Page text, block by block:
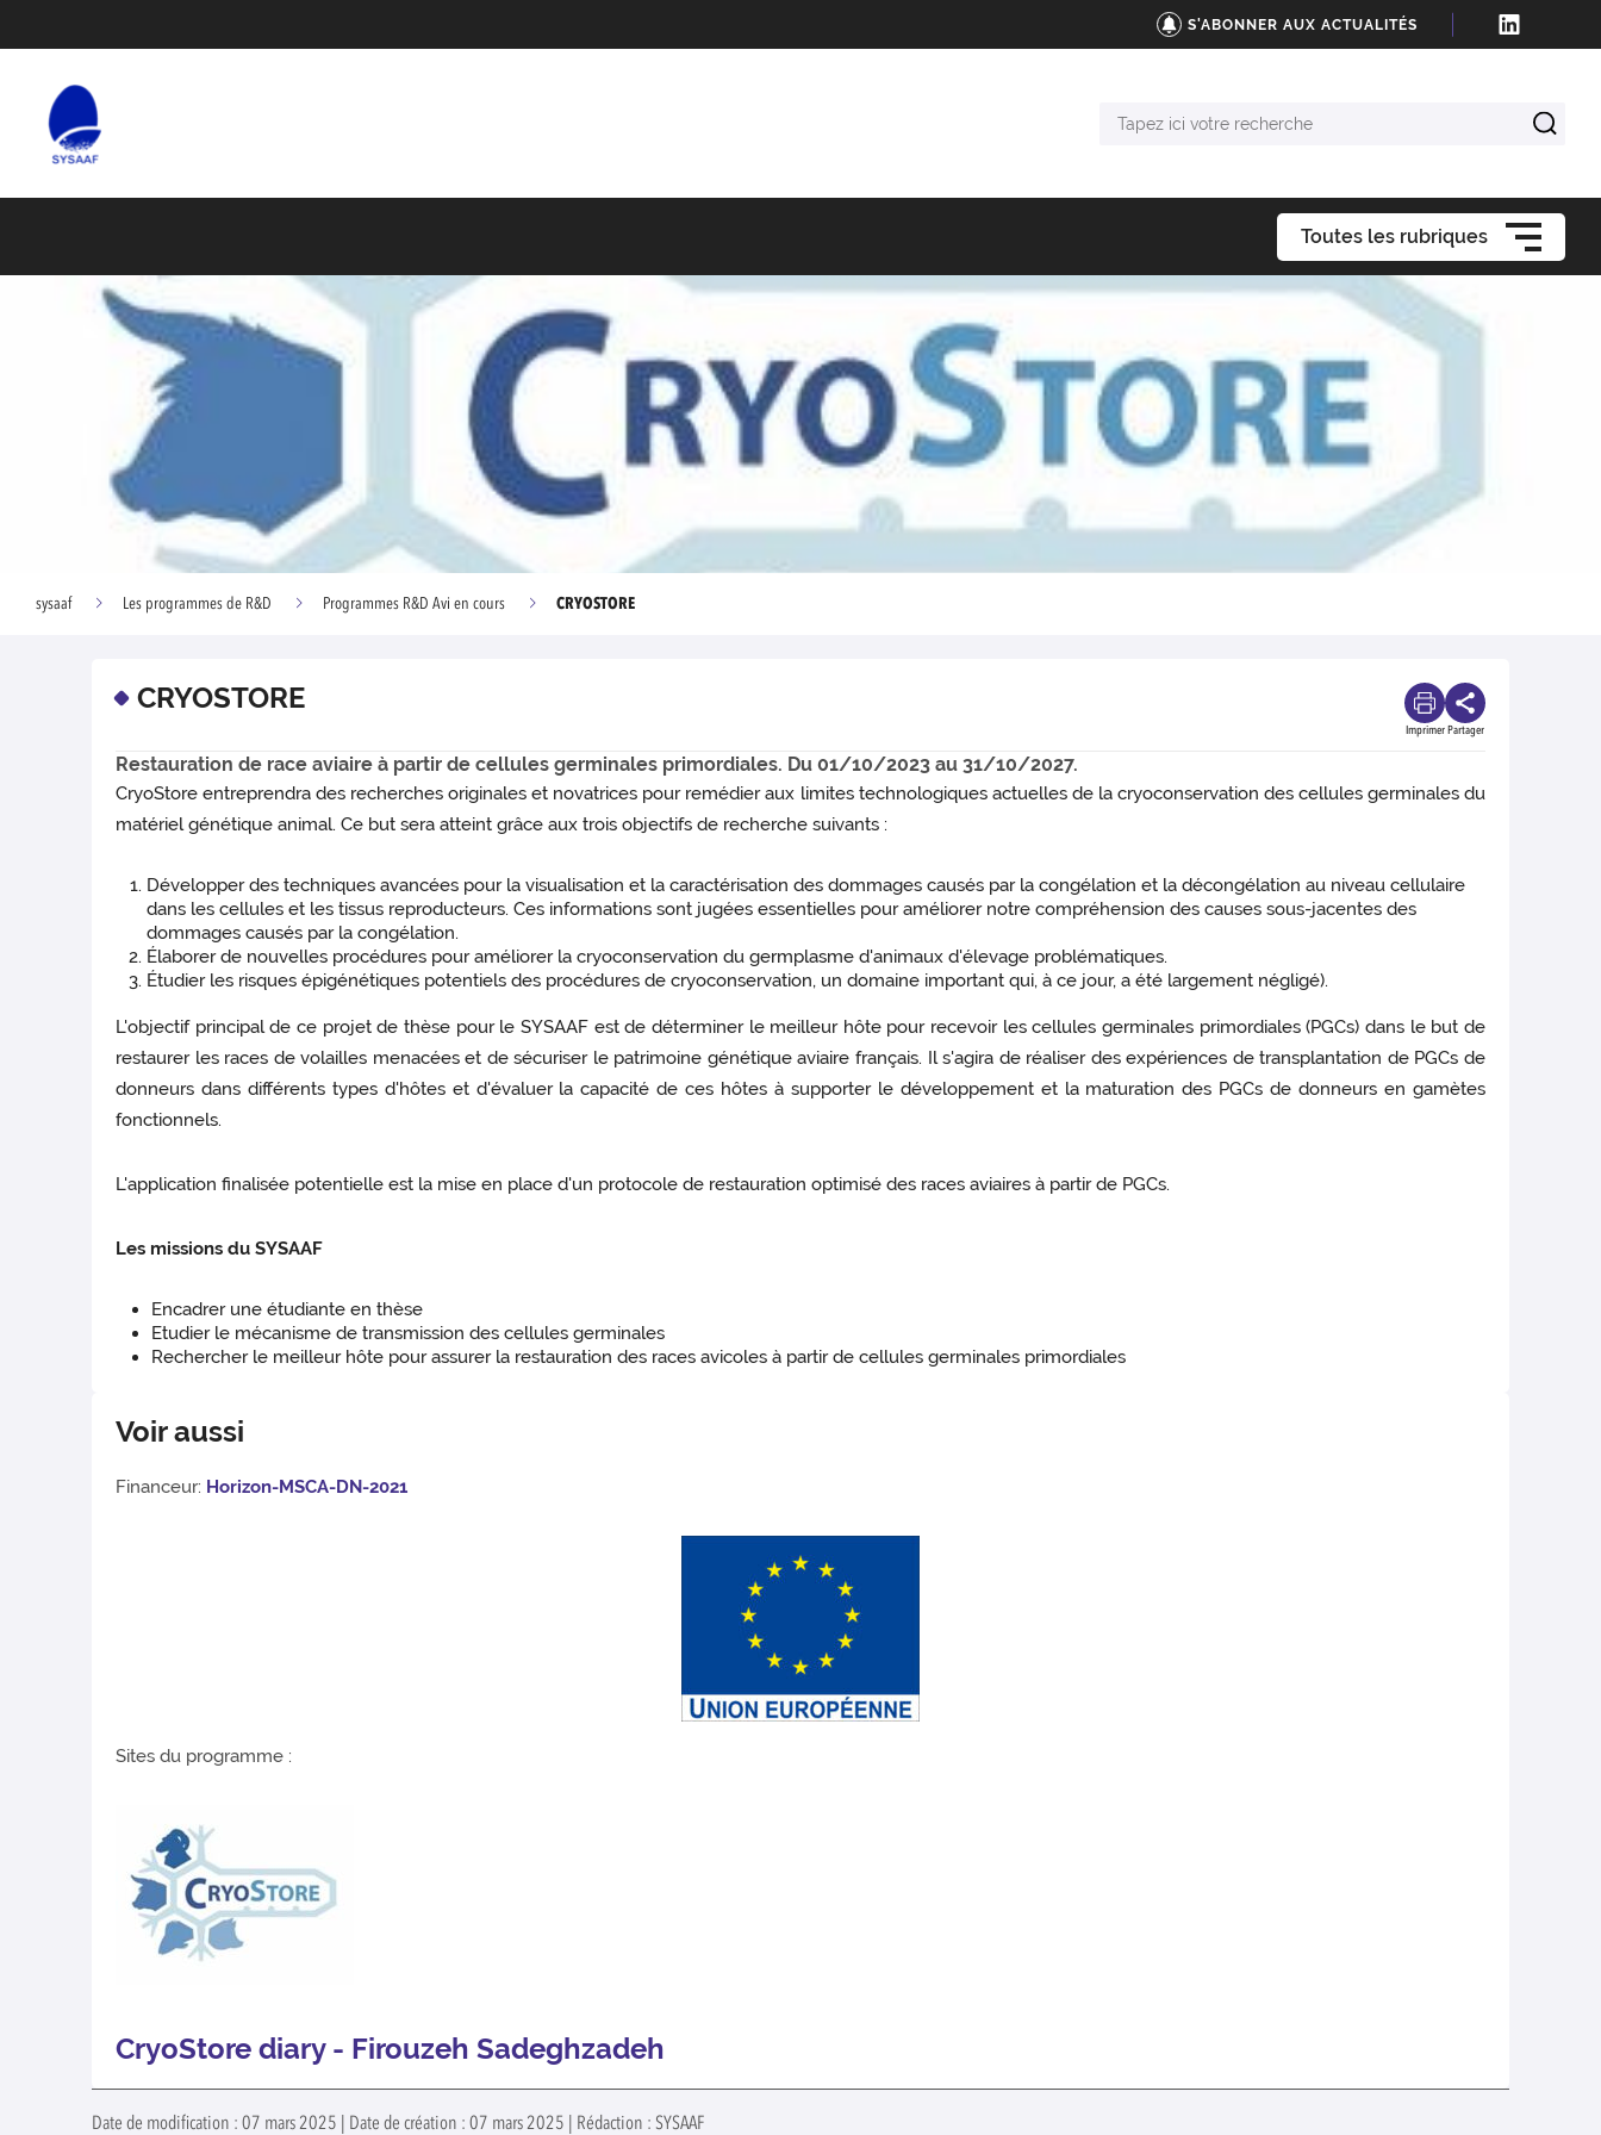
S'ABONNER AUX ACTUALITÉS
Toutes les rubriques
sysaaf Les programmes de R&D Programmes R&D Avi en cours CRYOSTORE
CRYOSTORE
Imprimer Partager
Restauration de race aviaire à partir de cellules germinales primordiales. Du 01/10/2023 au 31/10/2027.
CryoStore entreprendra des recherches originales et novatrices pour remédier aux limites technologiques actuelles de la cryoconservation des cellules germinales du
matériel génétique animal. Ce but sera atteint grâce aux trois objectifs de recherche suivants :
Développer des techniques avancées pour la visualisation et la caractérisation des dommages causés par la congélation et la décongélation au niveau cellulaire
dans les cellules et les tissus reproducteurs. Ces informations sont jugées essentielles pour améliorer notre compréhension des causes sous-jacentes des
dommages causés par la congélation.
Élaborer de nouvelles procédures pour améliorer la cryoconservation du germplasme d'animaux d'élevage problématiques.
Étudier les risques épigénétiques potentiels des procédures de cryoconservation, un domaine important qui, à ce jour, a été largement négligé).
L'objectif principal de ce projet de thèse pour le SYSAAF est de déterminer le meilleur hôte pour recevoir les cellules germinales primordiales (PGCs) dans le but de
restaurer les races de volailles menacées et de sécuriser le patrimoine génétique aviaire français. Il s'agira de réaliser des expériences de transplantation de PGCs de
donneurs dans différents types d'hôtes et d'évaluer la capacité de ces hôtes à supporter le développement et la maturation des PGCs de donneurs en gamètes
fonctionnels.
L'application finalisée potentielle est la mise en place d'un protocole de restauration optimisé des races aviaires à partir de PGCs.
Les missions du SYSAAF
Encadrer une étudiante en thèse
Etudier le mécanisme de transmission des cellules germinales
Rechercher le meilleur hôte pour assurer la restauration des races avicoles à partir de cellules germinales primordiales
Voir aussi
Financeur: Horizon-MSCA-DN-2021
Sites du programme :
CryoStore diary - Firouzeh Sadeghzadeh
Date de modification : 07 mars 2025 | Date de création : 07 mars 2025 | Rédaction : SYSAAF